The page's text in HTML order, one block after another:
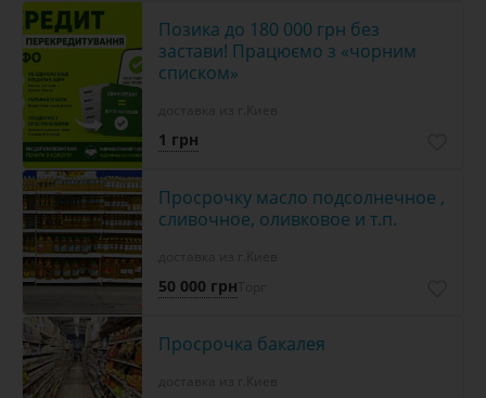
Позика до 180 000 грн без
застави! Працюємо з «чорним
списком»
1 грн
Просрочку масло подсолнечное ,
сливочное, оливковое и т.п.
50 000 грн
Просрочка бакалея